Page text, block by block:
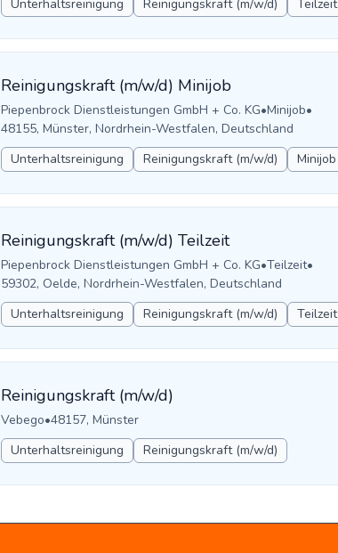
Unterhaltsreinigung
Reinigungskraft (m/w/d) Teilzeit
Reinigungskraft (m/w/d) Minijob
Piepenbrock Dienstleistungen GmbH + Co. KG•Minijob•
48155, Münster, Nordrhein-Westfalen, Deutschland
Unterhaltsreinigung
Reinigungskraft (m/w/d) Minijob
Reinigungskraft (m/w/d) Teilzeit
Piepenbrock Dienstleistungen GmbH + Co. KG•Teilzeit•
59302, Oelde, Nordrhein-Westfalen, Deutschland
Unterhaltsreinigung
Reinigungskraft (m/w/d) Teilzeit
Reinigungskraft (m/w/d)
Vebego•48157, Münster
Unterhaltsreinigung
Reinigungskraft (m/w/d)